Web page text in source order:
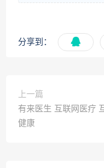
分享到：
上一篇
有来医生 互联网医疗
健康